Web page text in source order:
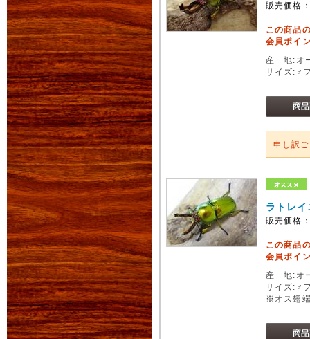
販売価格
この商品
会員ポイ
産 地:オ
サイズ:♂
申し訳
ラトレ
販売価格
この商品
会員ポイ
産 地:オ
サイズ:♂
※オス翅